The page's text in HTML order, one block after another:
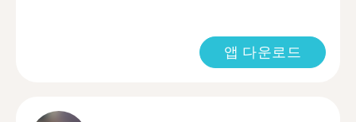
앱 다운로드